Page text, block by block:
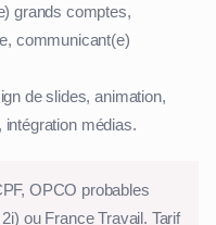
grands comptes,
communicant(e)
de slides, animation,
médias.
OPCO probables
ou France Travail. Tarif